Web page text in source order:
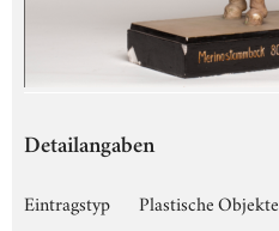
Detailangaben
Eintragstyp
Plastische Objekte